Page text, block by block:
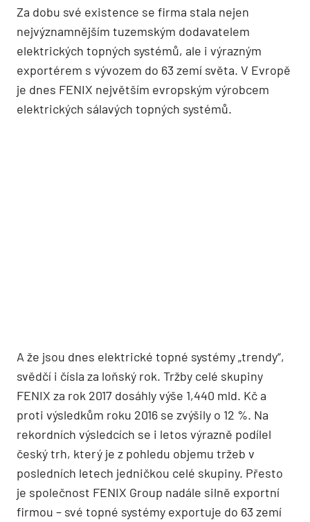
Za dobu své existence se firma stala nejen
nejvýznamnějším tuzemským dodavatelem
elektrických topných systémů, ale i výrazným
exportérem s vývozem do 63 zemí světa. V Evropě
je dnes FENIX největším evropským výrobcem
elektrických sálavých topných systémů.
A že jsou dnes elektrické topné systémy „trendy“,
svědčí i čísla za loňský rok. Tržby celé skupiny
FENIX za rok 2017 dosáhly výše 1,440 mld. Kč a
proti výsledkům roku 2016 se zvýšily o 12 %. Na
rekordních výsledcích se i letos výrazně podílel
český trh, který je z pohledu objemu tržeb v
posledních letech jedničkou celé skupiny. Přesto
je společnost FENIX Group nadále silně exportní
firmou – své topné systémy exportuje do 63 zemí